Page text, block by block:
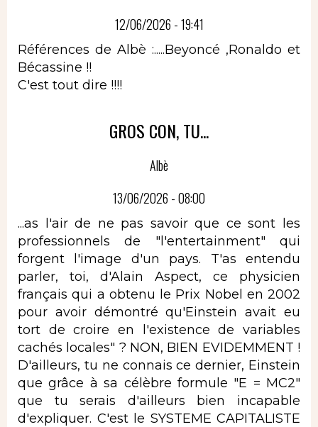
12/06/2026 - 19:41
Références de Albè :.....Beyoncé ,Ronaldo et
Bécassine !!
C'est tout dire !!!!
GROS CON, TU...
Albè
13/06/2026 - 08:00
...as l'air de ne pas savoir que ce sont les
professionnels de "l'entertainment" qui
forgent l'image d'un pays. T'as entendu
parler, toi, d'Alain Aspect, ce physicien
français qui a obtenu le Prix Nobel en 2002
pour avoir démontré qu'Einstein avait eu
tort de croire en l'existence de variables
cachés locales" ? NON, BIEN EVIDEMMENT !
D'ailleurs, tu ne connais ce dernier, Einstein
que grâce à sa célèbre formule "E = MC2"
que tu serais d'ailleurs bien incapable
d'expliquer. C'est le SYSTEME CAPITALISTE